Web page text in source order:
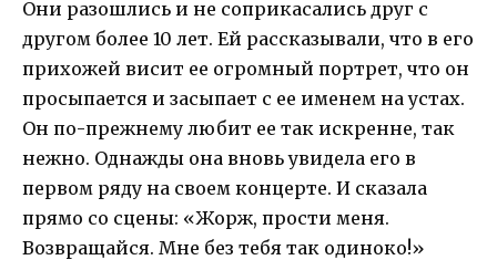
Они разошлись и не соприкасались друг с
другом более 10 лет. Ей рассказывали, что в его
прихожей висит ее огромный портрет, что он
просыпается и засыпает с ее именем на устах.
Он по-прежнему любит ее так искренне, так
нежно. Однажды она вновь увидела его в
первом ряду на своем концерте. И сказала
прямо со сцены: «Жорж, прости меня.
Возвращайся. Мне без тебя так одиноко!»